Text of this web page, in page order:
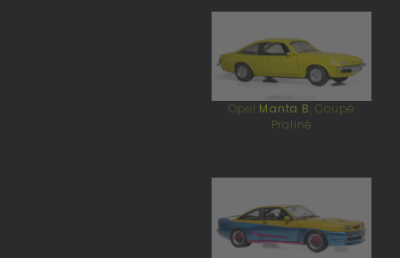
Opel Manta B, Coupé
Praliné